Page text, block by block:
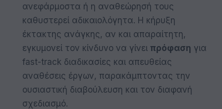
ανεφάρμοστα ή η αναθεώρησή τους
καθυστερεί αδικαιολόγητα. Η κήρυξη
έκτακτης ανάγκης, αν και απαραίτητη,
εγκυμονεί τον κίνδυνο να γίνει πρόφαση για
fast-track διαδικασίες και απευθείας
αναθέσεις έργων, παρακάμπτοντας την
ουσιαστική διαβούλευση και τον διαφανή
σχεδιασμό.